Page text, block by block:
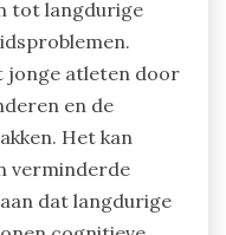
atleten te
van
tot langdurige